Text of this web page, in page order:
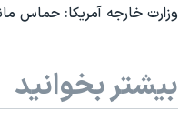
وزارت خارجه آمریکا: حماس
بیشتر بخوانید